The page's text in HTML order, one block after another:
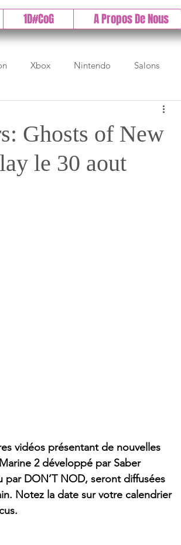
1D#CoG A Propos De Nous
Xbox Nintendo Salons
Gamescom
Test Nintendo Test PlayStation
Ghosts of New
le 30 aout
vidéos présentant de nouvelles
2 développé par Saber
DON’T NOD, seront diffusées
Notez la date sur votre calendrier